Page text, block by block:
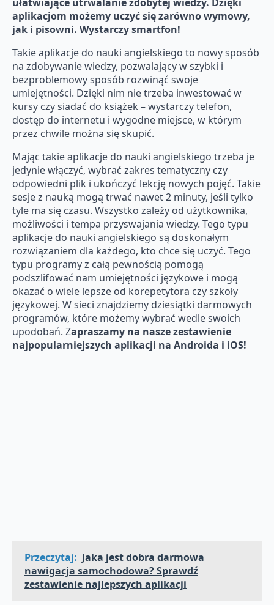
ułatwiające utrwalanie zdobytej wiedzy. Dzięki
aplikacjom możemy uczyć się zarówno wymowy,
jak i pisowni. Wystarczy smartfon!
Takie aplikacje do nauki angielskiego to nowy sposób
na zdobywanie wiedzy, pozwalający w szybki i
bezproblemowy sposób rozwinąć swoje
umiejętności. Dzięki nim nie trzeba inwestować w
kursy czy siadać do książek – wystarczy telefon,
dostęp do internetu i wygodne miejsce, w którym
przez chwile można się skupić.
Mając takie aplikacje do nauki angielskiego trzeba je
jedynie włączyć, wybrać zakres tematyczny czy
odpowiedni plik i ukończyć lekcję nowych pojęć. Takie
sesje z nauką mogą trwać nawet 2 minuty, jeśli tylko
tyle ma się czasu. Wszystko zależy od użytkownika,
możliwości i tempa przyswajania wiedzy. Tego typu
aplikacje do nauki angielskiego są doskonałym
rozwiązaniem dla każdego, kto chce się uczyć. Tego
typu programy z całą pewnością pomogą
podszlifować nam umiejętności językowe i mogą
okazać o wiele lepsze od korepetytora czy szkoły
językowej. W sieci znajdziemy dziesiątki darmowych
programów, które możemy wybrać wedle swoich
upodobań. Zapraszamy na nasze zestawienie
najpopularniejszych aplikacji na Androida i iOS!
Przeczytaj: Jaka jest dobra darmowa
nawigacja samochodowa? Sprawdź
zestawienie najlepszych aplikacji